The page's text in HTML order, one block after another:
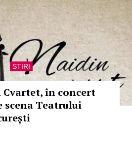
STIRI
în concert
scena Teatrului